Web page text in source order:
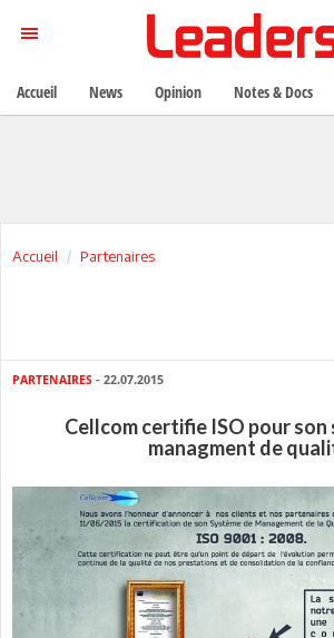
Accueil Partenaires
PARTENAIRES - 22.07.2015
Cellcom certifie ISO pour son
managment de
Accueil News Opinion Notes & Docs